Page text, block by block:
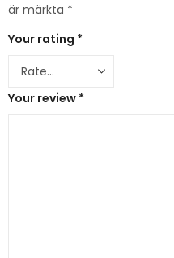
är märkta *
Your rating *
Your review *